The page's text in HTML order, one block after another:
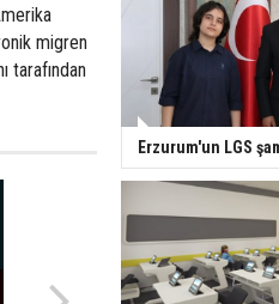
migren
tarafından
Erzurum'un LGS